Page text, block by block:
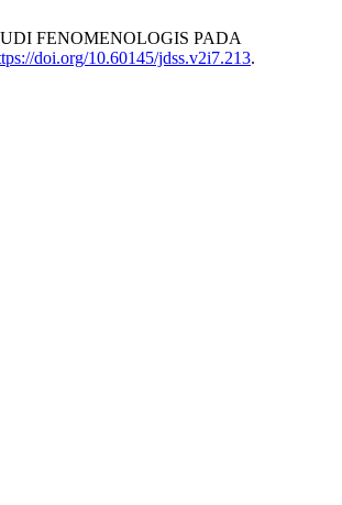
FENOMENOLOGIS PADA
doi.org/10.60145/jdss.v2i7.213.